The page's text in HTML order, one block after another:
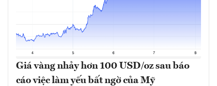
Giá vàng nhảy hơn 100 USD/oz sau báo
cáo việc làm yếu bất ngờ của Mỹ